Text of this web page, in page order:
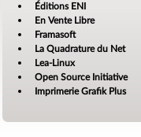
Éditions ENI
En Vente Libre
Framasoft
La Quadrature du Net
Lea-Linux
Open Source Initiative
Imprimerie Grafik Plus